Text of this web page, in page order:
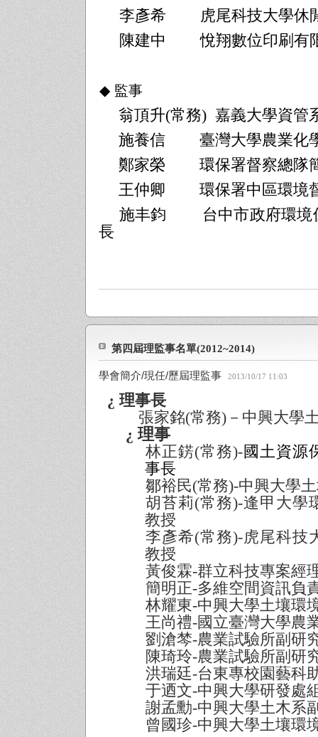
李彥希
虎尾科技大學休
陳建中
悅翔數位印刷有
◆ 監事
翁頂升(常務) 嘉義大學資管
施養信
臺灣大學農業化
鄭家榮
環保署督察總隊
王仲卿
環保署中區環境
施丰鈞
台中市政府環
長
第四屆理監事名單(2012~2014)
學會簡介/現任/歷屆理監事 2013/10/17 11:03
¿ 理事長
張家銘(常務)－中興大學
¿ 理事
林正錺(常務)-國土資源
事長
鄒裕民(常務)-中興大學
胡苔莉(常務)-逢甲大學
教授
李彥希(常務)-虎尾科技
教授
黃俊霖-群立科技專案經
簡明正-多維空間資訊負
林耀東-中興大學土壤環
王尚禮-國立臺灣大學農
劉滄棽-農業試驗所副研
陳琦玲-農業試驗所副研
洪瑞廷-台東專校園藝科
于迺文-中興大學研發處
謝孟勳-中興大學土木系
曾國珍-中興大學土壤環